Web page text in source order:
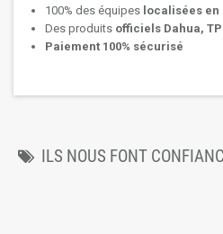
100% des équipes localisées en
Des produits officiels Dahua,
Paiement 100% sécurisé
ILS NOUS FONT